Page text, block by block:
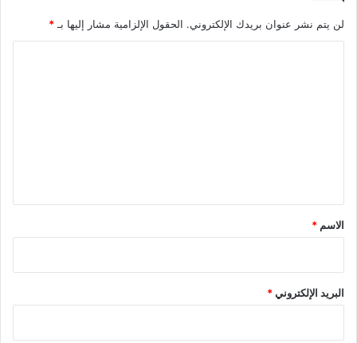
لن يتم نشر عنوان بريدك الإلكتروني. الحقول الإلزامية مشار إليها بـ*
*
الاسم *
البريد الإلكتروني*